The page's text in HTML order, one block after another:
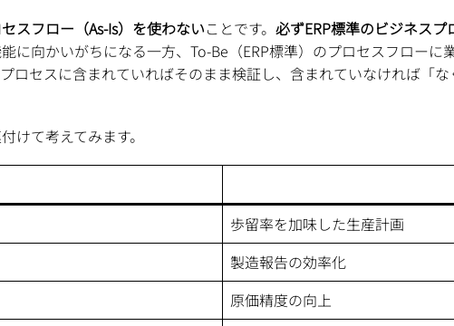
スフロー（As-Is）を使わないことです。 必ずERP標準のビジネス
に向かいがちになる一方、To-Be（ERP標準）のプロセスフロー
ロセスに含まれていればそのまま検証し、含まれていなければ「
けて考えてみます。
歩留率を加味した生産計画
製造報告の効率化
原価精度の向上